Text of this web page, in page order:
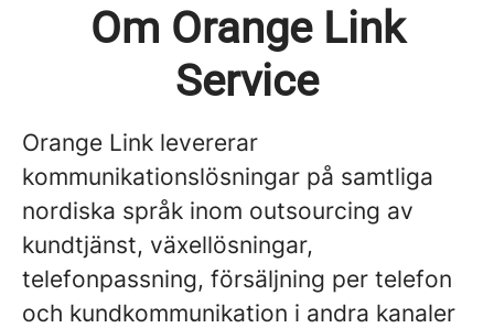
Om Orange Link
Service
Orange Link levererar
kommunikationslösningar på samtliga
nordiska språk inom outsourcing av
kundtjänst, växellösningar,
telefonpassning, försäljning per telefon
och kundkommunikation i andra kanaler